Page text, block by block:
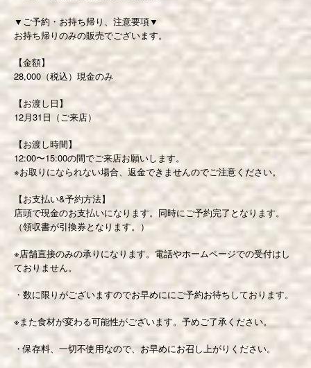
▼ご予約・お持ち帰り、注意要項▼
お持ち帰りのみの販売でございます。
【金額】
28,000（税込）現金のみ
【お渡し日】
12月31日（ご来店）
【お渡し時間】
12:00〜15:00の間でご来店お願いします。
※お取りになられない場合、返金できませんのでご注意ください。
【お支払い&予約方法】
店頭で現金のお支払いになります。同時にご予約完了となります。
（領収書が引換券となります。）
※店舗直接のみの承りになります。電話やホームページでの受付はし
ておりません。
・数に限りがございますのでお早めににご予約お待ちしております。
※また食材が変わる可能性がございます。予めご了承ください。
・保存料、一切不使用なので、お早めにお召し上がりください。